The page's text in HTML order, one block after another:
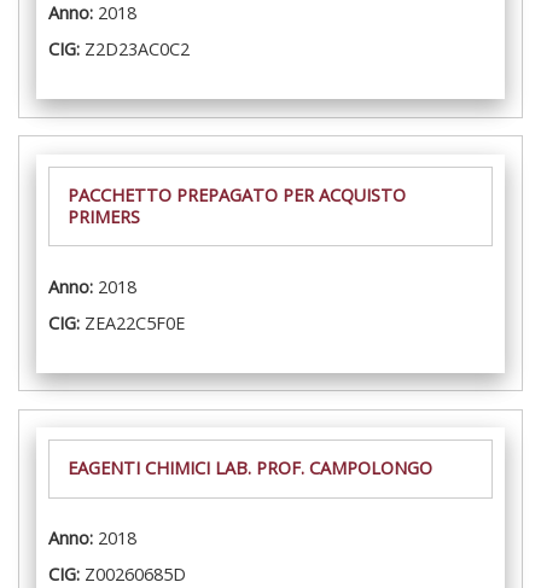
Anno: 2018
CIG: Z2D23AC0C2
PACCHETTO PREPAGATO PER ACQUISTO
PRIMERS
Anno: 2018
CIG: ZEA22C5F0E
EAGENTI CHIMICI LAB. PROF. CAMPOLONGO
Anno: 2018
CIG: Z00260685D